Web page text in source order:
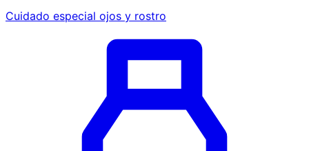
Cuidado especial ojos y rostro